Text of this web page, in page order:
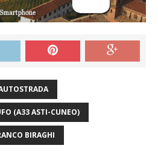
(A33 ASTI-CUNEO)
BIRAGHI